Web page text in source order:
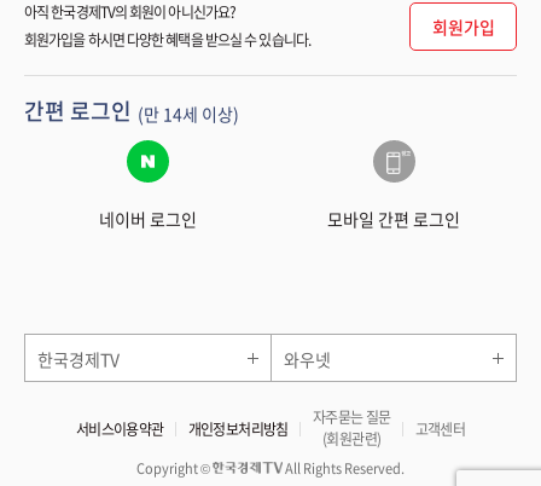
아직 한국경제TV의 회원이 아니신가요?
회원가입을 하시면 다양한 혜택을 받으실 수 있습니다.
회원가입
간편 로그인 (만 14세 이상)
네이버 로그인 모바일 간편 로그인
한국경제TV 와우넷
서비스이용약관 개인정보처리방침
자주묻는 질문
(회원관련)
고객센터
Copyright © All Rights Reserved.